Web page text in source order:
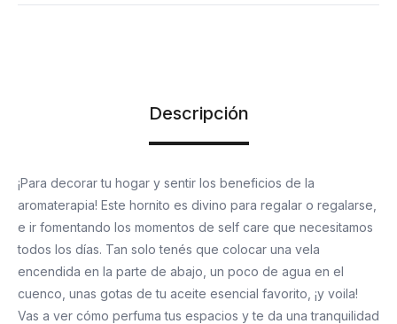
Descripción
¡Para decorar tu hogar y sentir los beneficios de la
aromaterapia! Este hornito es divino para regalar o regalarse,
e ir fomentando los momentos de self care que necesitamos
todos los días. Tan solo tenés que colocar una vela
encendida en la parte de abajo, un poco de agua en el
cuenco, unas gotas de tu aceite esencial favorito, ¡y voila!
Vas a ver cómo perfuma tus espacios y te da una tranquilidad